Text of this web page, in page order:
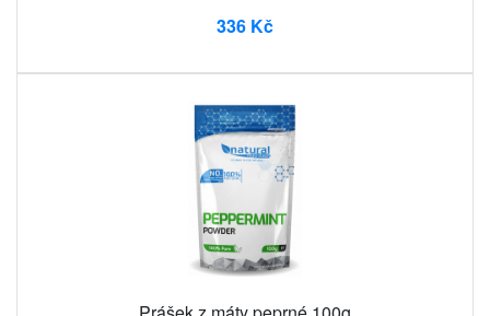
336 Kč